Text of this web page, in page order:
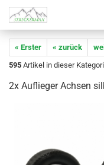
« Erster « zurück
595 Artikel in dieser
2x Auflieger Achsen